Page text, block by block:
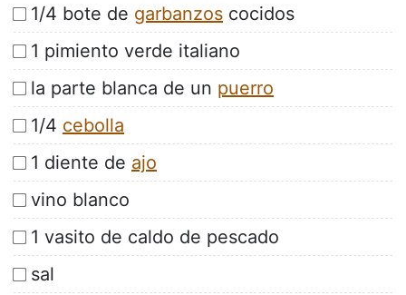
1/4 bote de garbanzos cocidos
1 pimiento verde italiano
la parte blanca de un puerro
1/4 cebolla
1 diente de ajo
vino blanco
1 vasito de caldo de pescado
sal